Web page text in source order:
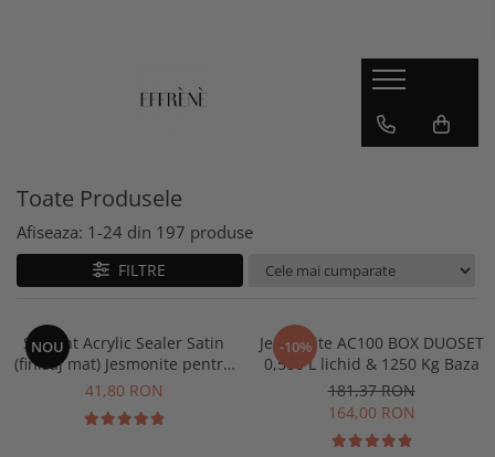
Jesmonite AC100
Jesmonite AC730
Jesmonite AC84
Kituri pentru incepatori Jesmonite
Sigilanti
Toate Produsele
Afiseaza: 1-24 din 197 produse
FILTRE
NOU
Sigilant Acrylic Sealer Satin
(finisaj mat) Jesmonite pentru
AC100 50 gr
41,80 RON
-10%
Jesmonite AC100 BOX DUOSET
0,500 L lichid & 1250 Kg Baza
181,37 RON
164,00 RON